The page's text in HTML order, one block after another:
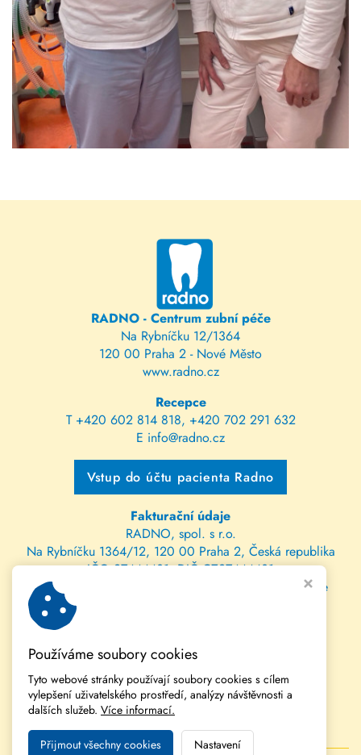
RADNO - Centrum zubní péče
Na Rybníčku 12/1364
120 00 Praha 2 - Nové Město
www.radno.cz
Recepce
T +420 602 814 818, +420 702 291 632
E info@radno.cz
Vstup do účtu pacienta Radno
Fakturační údaje
RADNO, spol. s r.o.
Na Rybníčku 1364/12, 120 00 Praha 2, Česká republika
IČO 27444431, DIČ CZ27444431
spis. zn. C 112470 vedená u Městského soudu v Praze
bank. spojení: 202147115/0300 ČSOB
SWIFT: CEKOCZPP
Používáme soubory cookies
Tyto webové stránky používají soubory cookies s cílem
vylepšení uživatelského prostředí, analýzy návštěvnosti a
dalších služeb. Více informací.
Přijmout všechny cookies Nastavení